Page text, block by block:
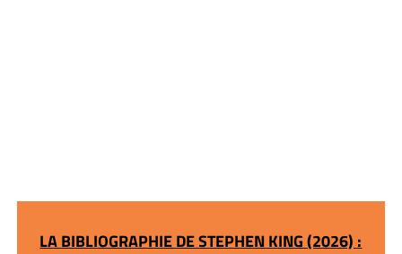
LA BIBLIOGRAPHIE DE STEPHEN KING (2026) :